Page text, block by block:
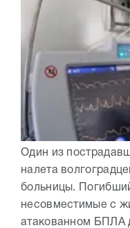
Один из
налета
больницы.
несовместимые с
атакованном БПЛА